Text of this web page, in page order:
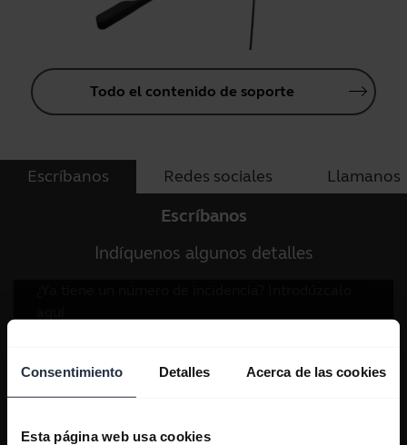
Consentimiento Detalles Acerca de las cookies
Esta página web usa cookies
Todo el contenido de soporte
Escríbanos Redes sociales Llamanos
Escríbanos
Indíquenos algunos detalles